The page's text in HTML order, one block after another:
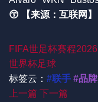
😙 【来源：互联网】
FIFA世足杯賽程2026
世界杯足球
标签云： #联手 #品
上一篇 下一篇